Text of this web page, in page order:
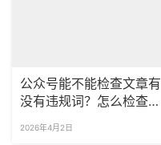
公众号能不能检查文章有
没有违规词？怎么检查已
2026年4月2日